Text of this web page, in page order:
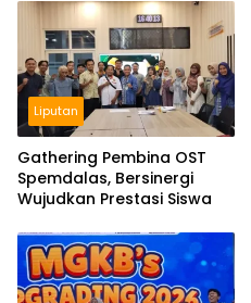
Liputan
Gathering Pembina OST
Spemdalas, Bersinergi
Wujudkan Prestasi Siswa